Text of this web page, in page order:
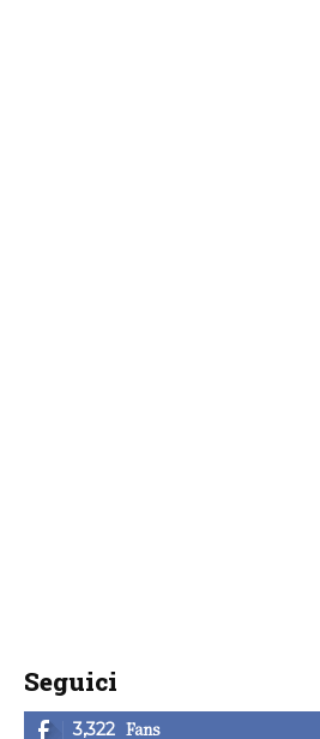
Seguici
3,322 Fans